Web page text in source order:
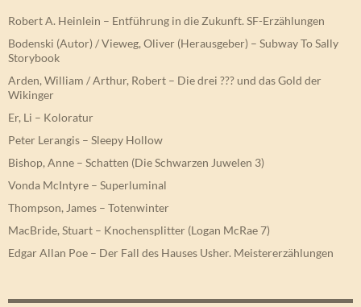
Robert A. Heinlein – Entführung in die Zukunft. SF-Erzählungen
Bodenski (Autor) / Vieweg, Oliver (Herausgeber) – Subway To Sally
Storybook
Arden, William / Arthur, Robert – Die drei ??? und das Gold der
Wikinger
Er, Li – Koloratur
Peter Lerangis – Sleepy Hollow
Bishop, Anne – Schatten (Die Schwarzen Juwelen 3)
Vonda McIntyre – Superluminal
Thompson, James – Totenwinter
MacBride, Stuart – Knochensplitter (Logan McRae 7)
Edgar Allan Poe – Der Fall des Hauses Usher. Meistererzählungen